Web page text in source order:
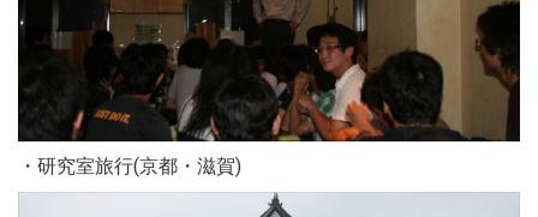
・研究室旅行(京都・滋賀)